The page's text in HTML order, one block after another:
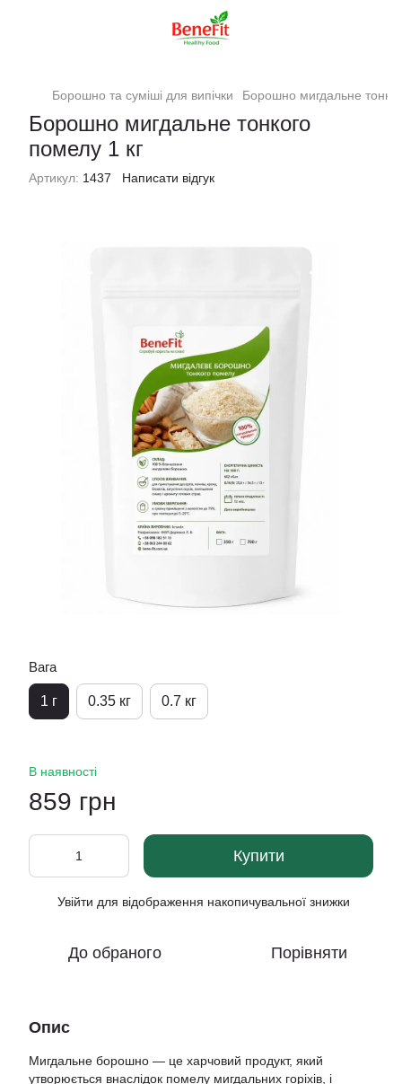
Борошно та суміші для випічки Борошно мигдальне
Борошно мигдальне тонкого
помелу 1 кг
Артикул: 1437 Написати відгук
Вага
1 г 0.35 кг 0.7 кг
В наявності
859 грн
Купити
Увійти для відображення накопичувальної знижки
До обраного Порівняти
Опис
Мигдальне борошно — це харчовий продукт, який
утворюється внаслідок помелу мигдальних горіхів, і